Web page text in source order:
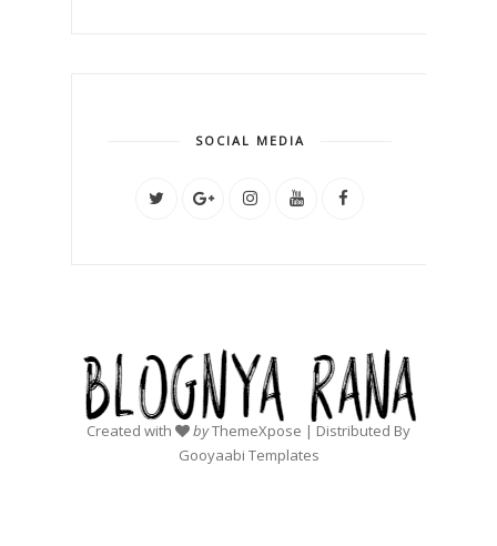
SOCIAL MEDIA
Created with byThemeXpose | Distributed By
Gooyaabi Templates